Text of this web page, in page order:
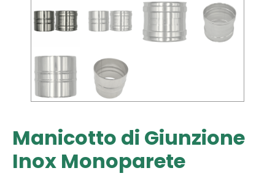
Manicotto di Giunzione
Inox Monoparete